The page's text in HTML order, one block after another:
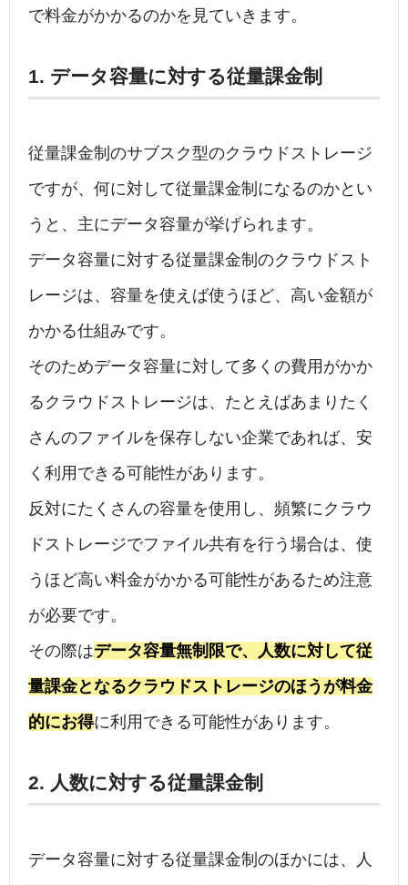
で料金がかかるのかを見ていきます。
1. データ容量に対する従量課金制
従量課金制のサブスク型のクラウドストレージ
ですが、何に対して従量課金制になるのかとい
うと、主にデータ容量が挙げられます。
データ容量に対する従量課金制のクラウドスト
レージは、容量を使えば使うほど、高い金額が
かかる仕組みです。
そのためデータ容量に対して多くの費用がかか
るクラウドストレージは、たとえばあまりたく
さんのファイルを保存しない企業であれば、安
く利用できる可能性があります。
反対にたくさんの容量を使用し、頻繁にクラウ
ドストレージでファイル共有を行う場合は、使
うほど高い料金がかかる可能性があるため注意
が必要です。
その際はデータ容量無制限で、人数に対して従
量課金となるクラウドストレージのほうが料金
的にお得に利用できる可能性があります。
2. 人数に対する従量課金制
データ容量に対する従量課金制のほかには、人